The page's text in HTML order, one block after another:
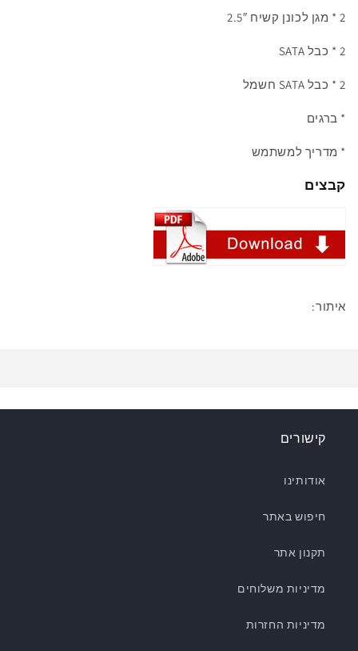
2 * מגן לכונן קשיח
2 * כבל SATA
2 * כבל SATA חשמל
* ברגים
* מדריך למשתמש
קבצים
איתור:
קישורים
אודותינו
חיפוש באתר
תקנון אתר
מדיניות משלוחים
מדיניות החזרות